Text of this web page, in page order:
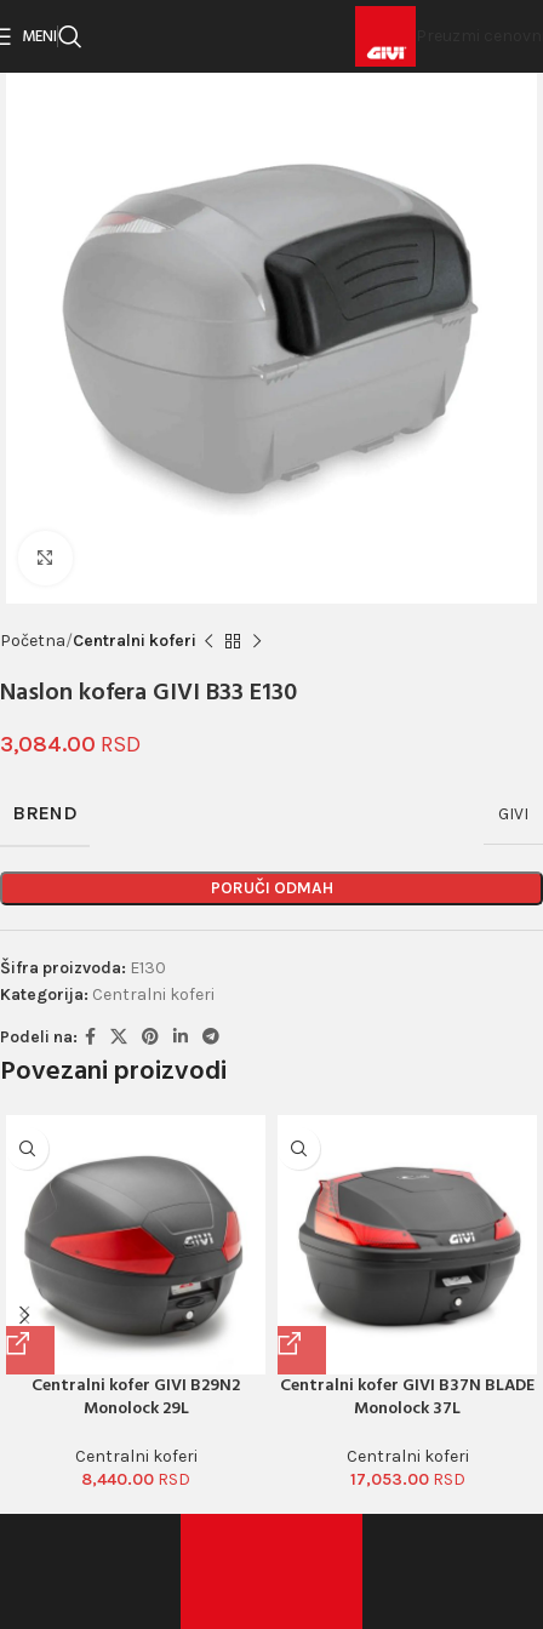
MENI
Početna Centralni koferi
Naslon kofera GIVI B33 E130
3,084.00
BREND GIVI
PORUČI ODMAH
Šifra proizvoda: E130
Kategorija: Centralni koferi
Podeli na:
Povezani proizvodi
Centralni kofer GIVI B29N2
Monolock 29L
Centralni koferi
8,440.00
Centralni kofer GIVI B37N BLADE
Monolock 37L
Centralni koferi
17,053.00